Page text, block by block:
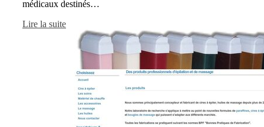
médicaux destinés…
Lire la suite